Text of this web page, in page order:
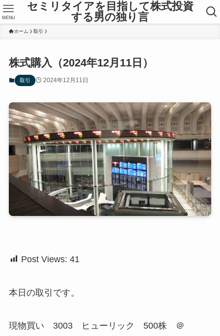
セミリタイアを目指して株式投資
する男の独り言
MENU
ホーム 取引
株式購入（2024年12月11日）
取引 2024年12月11日
Post Views: 41
本日の取引です。
現物買い 3003 ヒューリック 500株 ＠